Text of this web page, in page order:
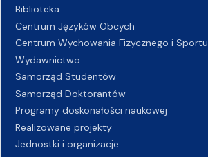
Biblioteka
Centrum Języków Obcych
Centrum Wychowania Fizycznego i Sportu
Wydawnictwo
Samorząd Studentów
Samorząd Doktorantów
Programy doskonałości naukowej
Realizowane projekty
Jednostki i organizacje